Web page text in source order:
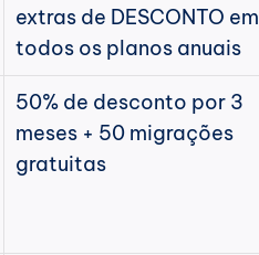
extras de DESCONTO em
todos os planos anuais
50% de desconto por 3
meses + 50 migrações
gratuitas